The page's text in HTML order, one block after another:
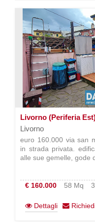
Livorno (Periferia
Livorno
euro 160.000 via san
in strada privata.
alle sue gemelle, gode
€ 160.000 58 Mq
Dettagli